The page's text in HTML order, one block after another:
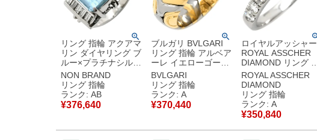
リング 指輪 アクアマ
リン ダイヤリング ブ
ルー×プラチナシルバ
ー Pm Pt900 ライト
ブルー 水色 スクエア
11.5号 【中古】中古
品
NON BRAND
リング 指輪
ランク: AB
¥376,640
ブルガリ BVLGARI
リング 指輪 アルベア
ーレ イエローゴール
ド×シルバー 18K
750 18金 K18YG×SS
コンビ 9号 【中古】
中古美品
BVLGARI
リング 指輪
ランク: A
¥370,440
ロイヤルアッシャー
ROYAL ASSCHER
DIAMOND リング 指
輪 イエローダイヤモ
ンド イエロー×プラ
チナシルバー プラチ
ナ Pt900 SI-1 ダイア
11号 【中古】中古美
品
ROYAL ASSCHER
DIAMOND
リング 指輪
ランク: A
¥350,840